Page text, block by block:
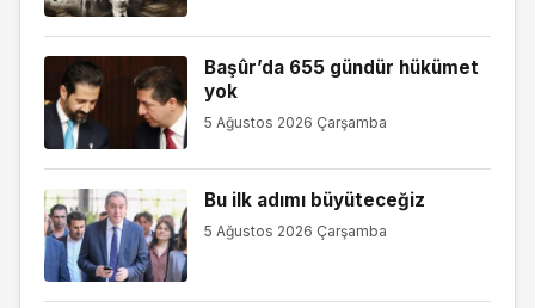
Başûr’da 655 gündür hükümet
yok
5 Ağustos 2026 Çarşamba
Bu ilk adımı büyüteceğiz
5 Ağustos 2026 Çarşamba